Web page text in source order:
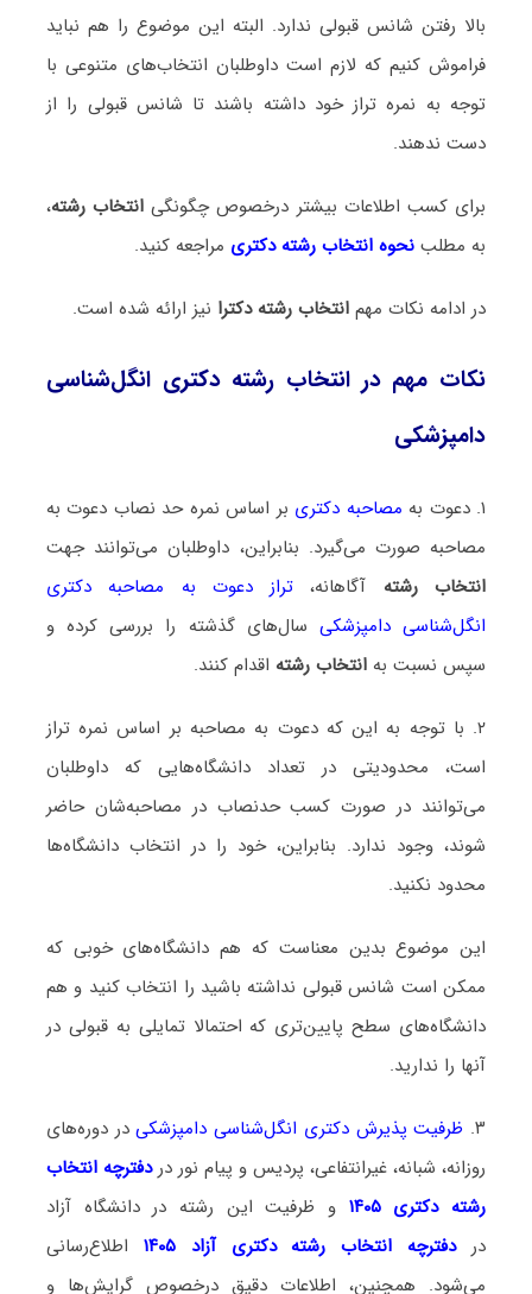
بالا رفتن شانس قبولی ندارد. البته این موضوع را هم نباید
فراموش کنیم که لازم است داوطلبان انتخاب‌های متنوعی با
توجه به نمره تراز خود داشته باشند تا شانس قبولی را از
دست ندهند.
برای کسب اطلاعات بیشتر درخصوص چگونگی انتخاب رشته،
به مطلب نحوه انتخاب رشته دکتری مراجعه کنید.
در ادامه نکات مهم انتخاب رشته دکترا نیز ارائه شده است.
نکات مهم در انتخاب رشته دکتری انگل‌شناسی
دامپزشکی
۱. دعوت به مصاحبه دکتری بر اساس نمره حد نصاب دعوت به
مصاحبه صورت می‌گیرد. بنابراین، داوطلبان می‌توانند جهت
انتخاب رشته آگاهانه، تراز دعوت به مصاحبه دکتری
انگل‌شناسی دامپزشکی سال‌های گذشته را بررسی کرده و
سپس نسبت به انتخاب رشته اقدام کنند.
۲. با توجه به این که دعوت به مصاحبه بر اساس نمره تراز
است، محدودیتی در تعداد دانشگاه‌هایی که داوطلبان
می‌توانند در صورت کسب حدنصاب در مصاحبه‌شان حاضر
شوند، وجود ندارد. بنابراین، خود را در انتخاب دانشگاه‌ها
محدود نکنید.
این موضوع بدین معناست که هم دانشگاه‌های خوبی که
ممکن است شانس قبولی نداشته باشید را انتخاب کنید و هم
دانشگاه‌های سطح پایین‌تری که احتمالا تمایلی به قبولی در
آنها را ندارید.
۳. ظرفیت پذیرش دکتری انگل‌شناسی دامپزشکی در دوره‌های
روزانه، شبانه، غیرانتفاعی، پردیس و پیام نور دردفترچه انتخاب
رشته دکتری ۱۴۰۵
و ظرفیت این رشته در دانشگاه آزاد
دردفترچه انتخاب رشته دکتری آزاد ۱۴۰۵
اطلاع‌رسانی
می‌شود. همچنین، اطلاعات دقیق درخصوص گرایش‌ها و